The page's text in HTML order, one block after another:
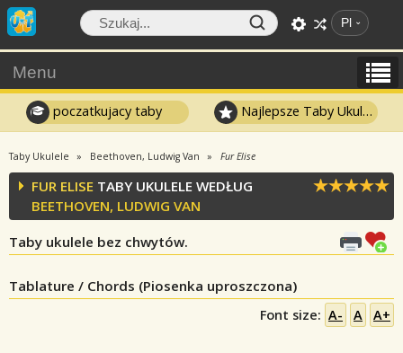
Pl
Menu
poczatkujacy taby Najlepsze Taby Ukulele
Taby Ukulele Beethoven, Ludwig Van Fur Elise
FUR ELISE TABY UKULELE WEDŁUG
BEETHOVEN, LUDWIG VAN
Taby ukulele bez chwytów.
Tablature / Chords (Piosenka uproszczona)
Font size: A- A A+